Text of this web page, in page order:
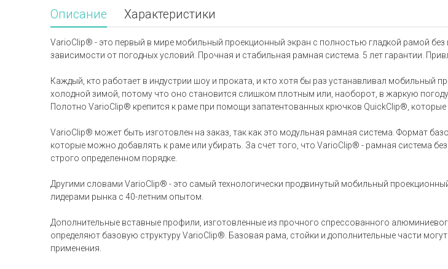
Описание Характеристики
VarioClip® - это первый в мире мобильный проекционный экран с полностью гладкой рамой
зависимости от погодных условий. Прочная и стабильная рамная система. 5 лет гарантии.
Каждый, кто работает в индустрии шоу и проката, и кто хотя бы раз устанавливал мобильный
холодной зимой, потому что оно становится слишком плотным или, наоборот, в жаркую
Полотно VarioClip® крепится к раме при помощи запатентованных крючков QuickClip®,
VarioClip® может быть изготовлен на заказ, так как это модульная рамная система. Формат
которые можно добавлять к раме или убирать. За счет того, что VarioClip® - рамная система
строго определенном порядке.
Другими словами VarioClip® - это самый технологически продвинутый мобильный
лидерами рынка с 40-летним опытом.
Дополнительные вставные профили, изготовленные из прочного спрессованного
определяют базовую структуру VarioClip®. Базовая рама, стойки и дополнительные части
применения.